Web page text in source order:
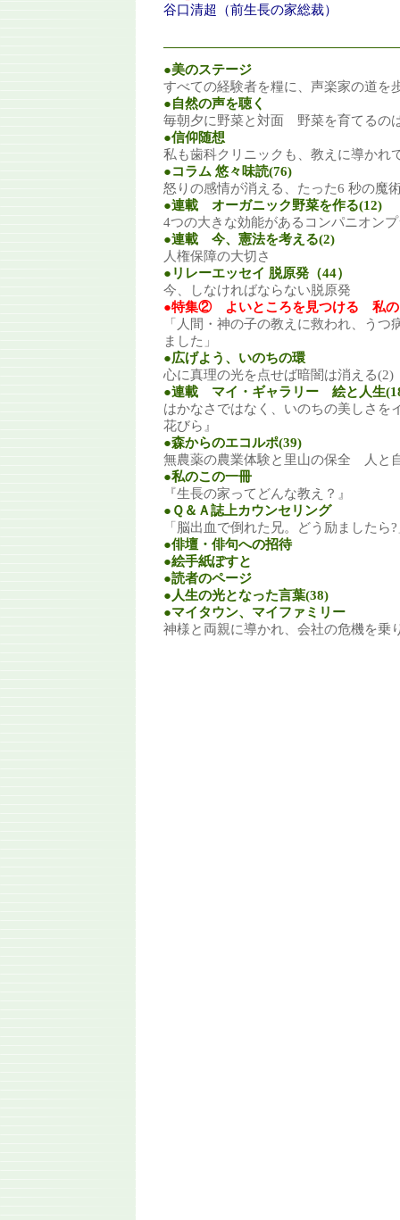
谷口清超 （前生長の家総裁）
●美のステージ
すべての経験者を糧に、声楽家の道を
●自然の声を聴く
毎朝夕に野菜と対面 野菜を育てるの
●信仰随想
私も歯科クリニックも、教えに導かれ
●コラム 悠々味読(76)
怒りの感情が消える、たった6 秒の魔
●連載 オーガニック野菜を作る(12)
4つの大きな効能があるコンパニオン
●連載 今、憲法を考える(2)
人権保障の大切さ
●リレーエッセイ 脱原発（44）
今、しなければならない脱原発
●特集② よいところを見つける 私の
「人間・神の子の教えに救われ、う
ました」
●広げよう、いのちの環
心に真理の光を点せば暗闇は消える
●連載 マイ・ギャラリー 絵と人生
はかなさではなく、いのちの美しさを
花びら』
●森からのエコルポ(39)
無農薬の農業体験と里山の保全 人と
●私のこの一冊
『生長の家ってどんな教え？』
●Ｑ＆Ａ誌上カウンセリング
「脳出血で倒れた兄。どう励ましたら?
●俳壇・俳句への招待
●絵手紙ぽすと
●読者のページ
●人生の光となった言葉(38)
●マイタウン、マイファミリー
神様と両親に導かれ、会社の危機を乗